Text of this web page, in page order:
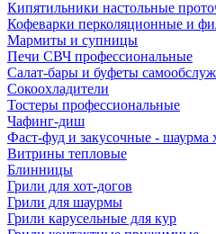
Кипятильники настольные
Кофеварки перколяционные и
Мармиты и супницы
Печи СВЧ профессиональные
Салат-бары и буфеты
Сокоохладители
Тостеры профессиональные
Чафинг-диш
Фаст-фуд и закусочные - шаурма
Витрины тепловые
Блинницы
Грили для хот-догов
Грили для шаурмы
Грили карусельные для кур